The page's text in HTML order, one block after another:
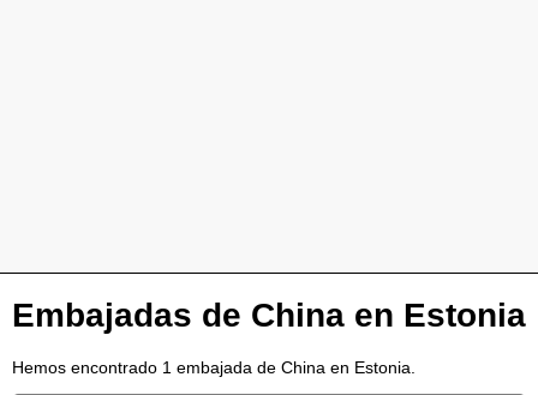
Embajadas de China en Estonia
Hemos encontrado 1 embajada de China en Estonia.